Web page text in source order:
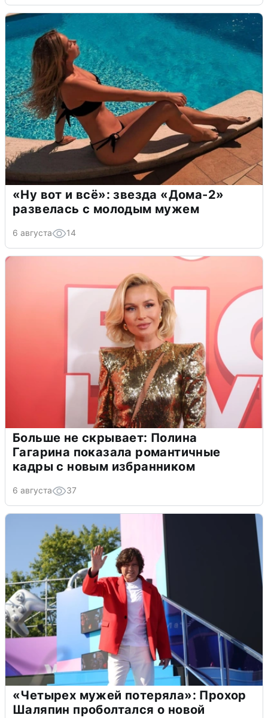
«Ну вот и всё»: звезда «Дома-2»
развелась с молодым мужем
6 августа 14
Больше не скрывает: Полина
Гагарина показала романтичные
кадры с новым избранником
6 августа 37
«Четырех мужей потеряла»: Прохор
Шаляпин проболтался о новой